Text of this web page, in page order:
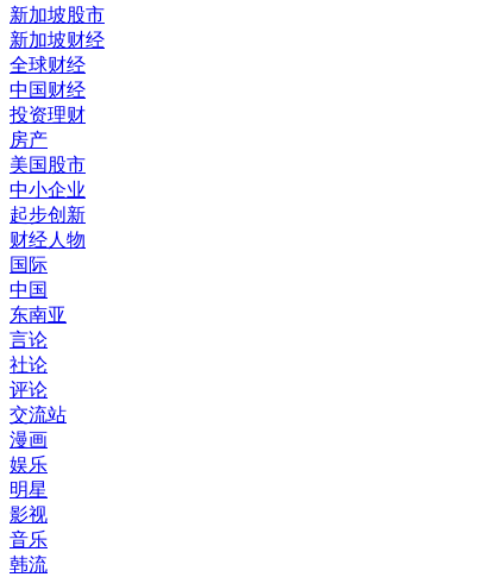
新加坡股市
新加坡财经
全球财经
中国财经
投资理财
房产
美国股市
中小企业
起步创新
财经人物
国际
中国
东南亚
言论
社论
评论
交流站
漫画
娱乐
明星
影视
音乐
韩流